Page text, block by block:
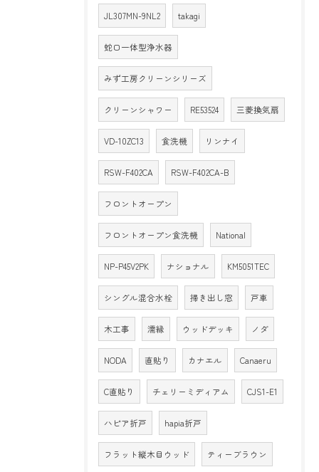
JL307MN-9NL2 takagi
蛇口一体型浄水器
みず工房クリーンシリーズ
クリーンシャワー RE53524 三菱換気扇
VD-10ZC13 食洗機 リンナイ
RSW-F402CA RSW-F402CA-B
フロントオープン
フロントオープン食洗機 National
NP-P45V2PK ナショナル KM5051TEC
シングル混合水栓 掃き出し窓 戸車
木工事 濡縁 ウッドデッキ ノダ
NODA 直貼り カナエル Canaeru
C直貼り チェリーミディアム CJS1-E1
ハピア折戸 hapia折戸
フラット縦木目ウッド ティーブラウン